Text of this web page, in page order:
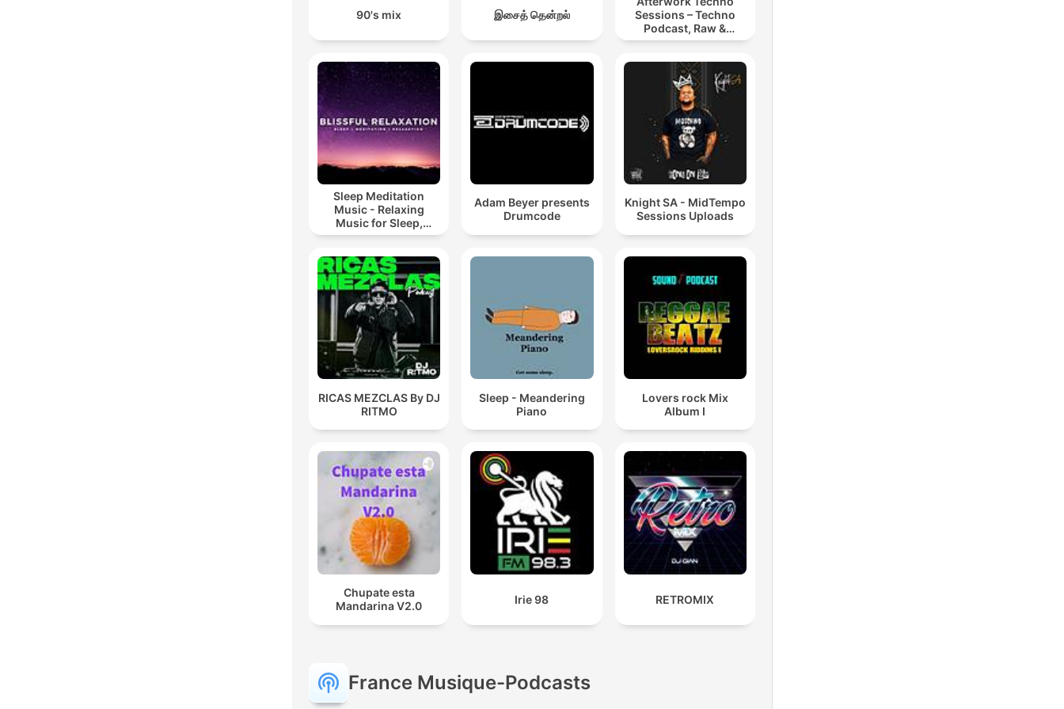
90's mix இசைத் தென்றல்
Sessions – Techno
Podcast, Raw &
Hypnotic Techno
Sleep Meditation
Music - Relaxing
Music for Sleep,
Meditation &
Adam Beyer presents
Drumcode
Knight SA - MidTempo
Sessions Uploads
RICAS MEZCLAS By DJ
RITMO
Sleep - Meandering
Piano
Lovers rock Mix
Album I
Chupate esta
Mandarina V2.0
Irie 98 RETROMIX
France Musique-Podcasts